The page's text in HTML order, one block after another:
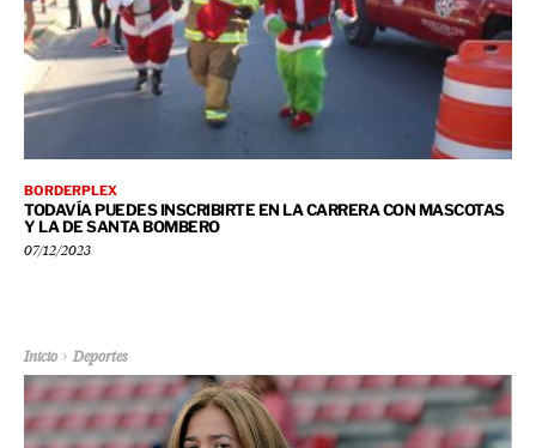
BORDERPLEX
TODAVÍA PUEDES INSCRIBIRTE EN LA CARRERA CON MASCOTAS
Y LA DE SANTA BOMBERO
07/12/2023